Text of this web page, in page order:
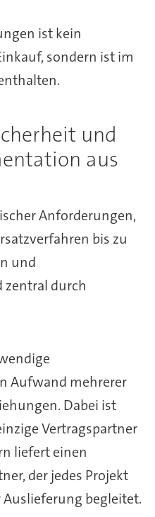
ist kein
sondern ist im
und
aus
Anforderungen,
bis zu
und
durch
Aufwand mehrerer
Dabei ist
Vertragspartner
liefert einen
der jedes Projekt
begleitet.